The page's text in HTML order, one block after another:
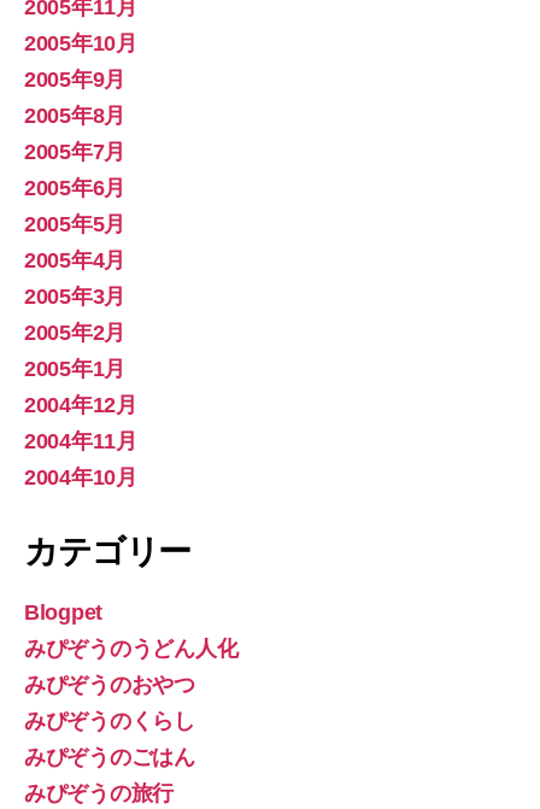
2005年11月
2005年10月
2005年9月
2005年8月
2005年7月
2005年6月
2005年5月
2005年4月
2005年3月
2005年2月
2005年1月
2004年12月
2004年11月
2004年10月
カテゴリー
Blogpet
みぴぞうのうどん人化
みぴぞうのおやつ
みぴぞうのくらし
みぴぞうのごはん
みぴぞうの旅行